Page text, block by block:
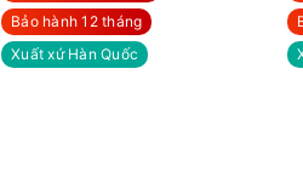
Bảo hành 12 tháng
Xuất xứ Hàn Quốc